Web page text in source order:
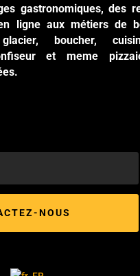
gastronomiques, des
ligne aux métiers de
glacier, boucher,
et meme
NOUS